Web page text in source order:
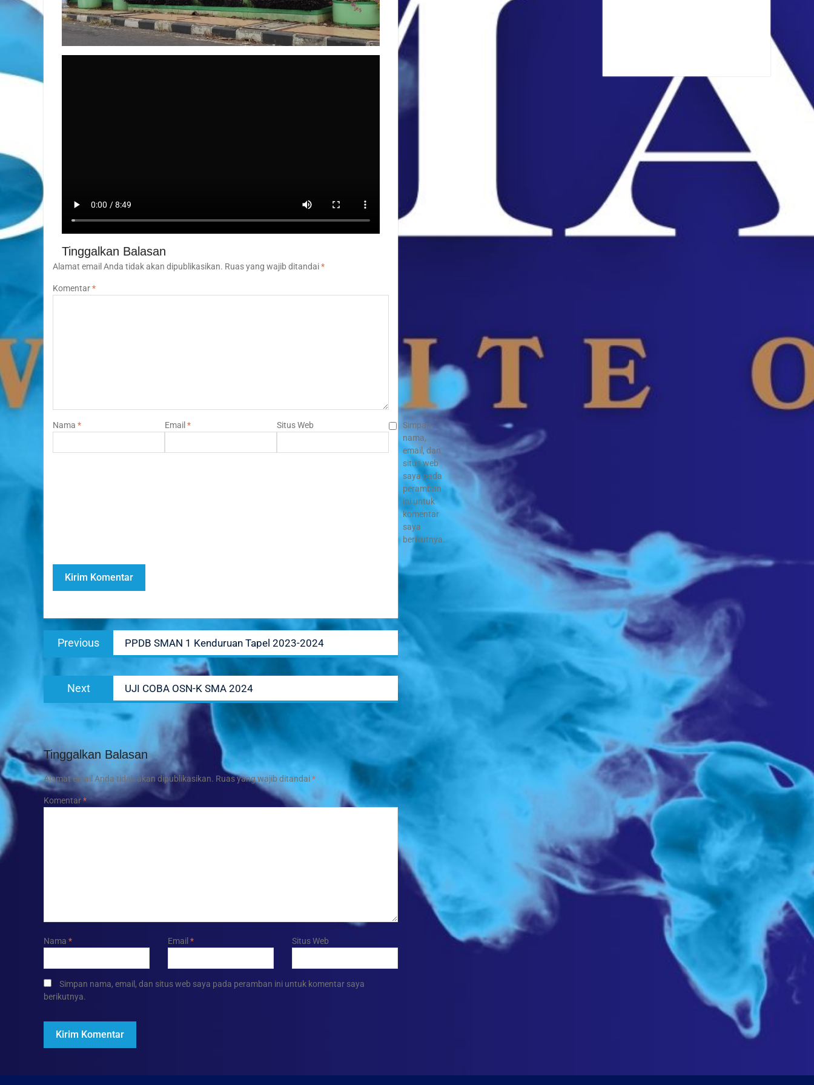
Tinggalkan Balasan
Alamat email Anda tidak akan dipublikasikan. Ruas yang wajib ditandai*
Komentar*
Nama * Email * Situs Web
Simpan
nama,
email, dan
situs web
saya pada
peramban
ini untuk
komentar
saya
berikutnya.
Navigasi
posPrevious
post:
PPDB SMAN 1 Kenduruan Tapel 2023-2024
Next
post:
UJI COBA OSN-K SMA 2024
Tinggalkan Balasan
Alamat email Anda tidak akan dipublikasikan. Ruas yang wajib ditandai*
Komentar*
Nama * Email * Situs Web
Simpan nama, email, dan situs web saya pada peramban ini untuk komentar saya
berikutnya.